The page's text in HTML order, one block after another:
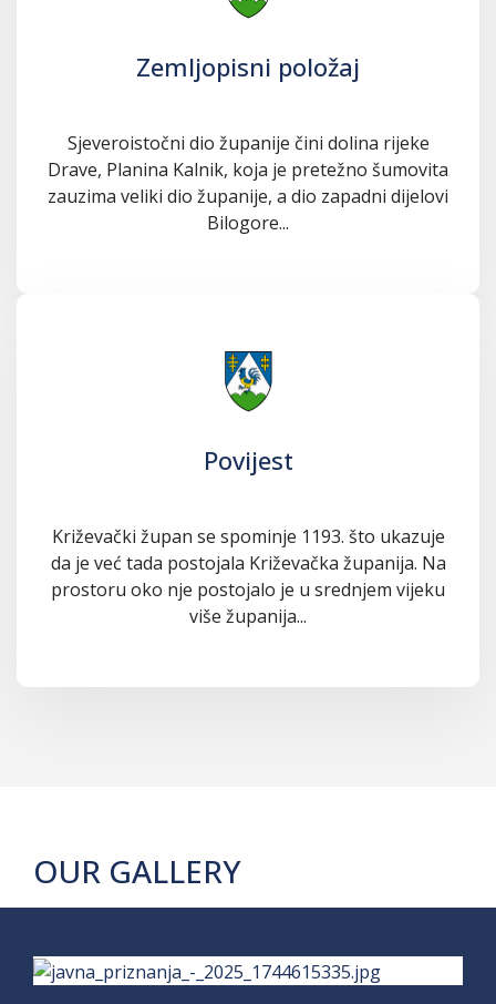
Zemljopisni položaj
Sjeveroistočni dio županije čini dolina rijeke
Drave, Planina Kalnik, koja je pretežno šumovita
zauzima veliki dio županije, a dio zapadni dijelovi
Bilogore...
Povijest
Križevački župan se spominje 1193. što ukazuje
da je već tada postojala Križevačka županija. Na
prostoru oko nje postojalo je u srednjem vijeku
više županija...
OUR GALLERY